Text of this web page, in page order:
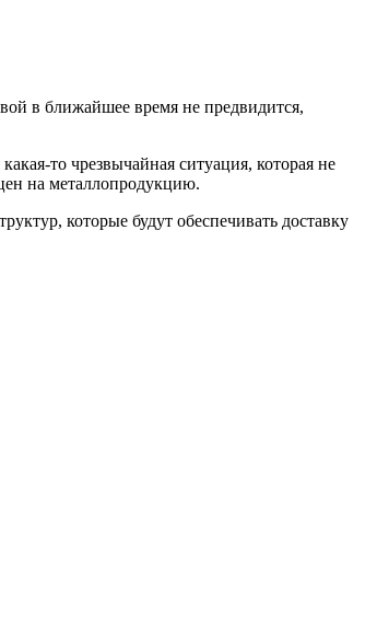
в ближайшее время не предвидится,
то чрезвычайная ситуация, которая не
на металлопродукцию.
которые будут обеспечивать доставку